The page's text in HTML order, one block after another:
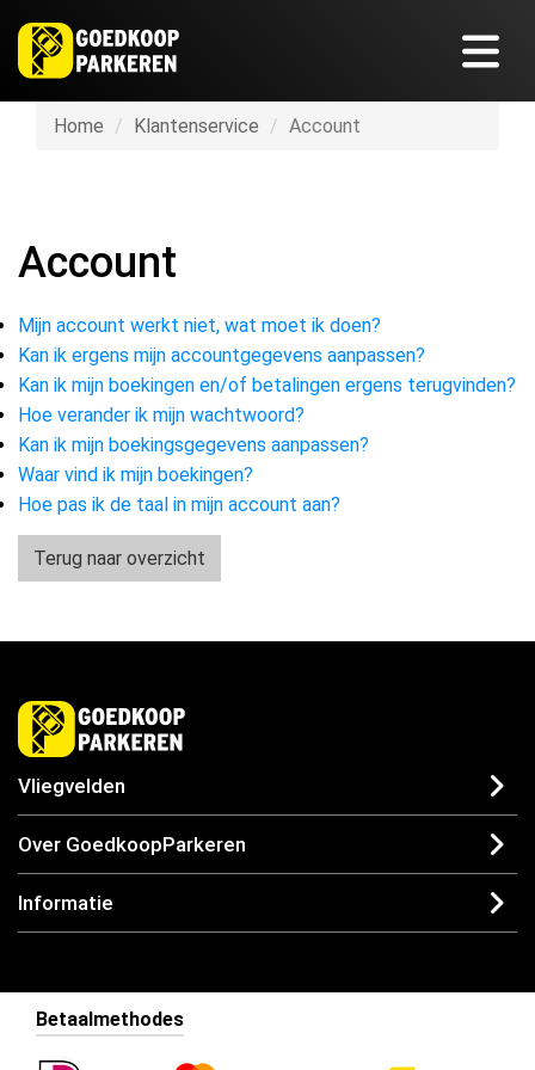
Home Klantenservice Account
Account
Mijn account werkt niet, wat moet ik doen?
Kan ik ergens mijn accountgegevens aanpassen?
Kan ik mijn boekingen en/of betalingen ergens terugvinden?
Hoe verander ik mijn wachtwoord?
Kan ik mijn boekingsgegevens aanpassen?
Waar vind ik mijn boekingen?
Hoe pas ik de taal in mijn account aan?
Terug naar overzicht
Vliegvelden
Over GoedkoopParkeren
Informatie
Betaalmethodes